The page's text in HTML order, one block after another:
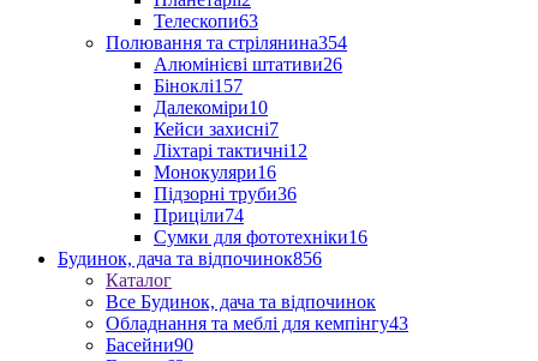
Телескопи63
Полювання та стрілянина354
Алюмінієві штативи26
Біноклі157
Далекоміри10
Кейси захисні7
Ліхтарі тактичні12
Монокуляри16
Підзорні труби36
Приціли74
Сумки для фототехніки16
Будинок, дача та відпочинок856
Каталог
Все Будинок, дача та відпочинок
Обладнання та меблі для кемпінгу43
Басейни90